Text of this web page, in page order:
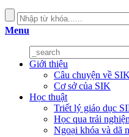
Menu
Giới thiệu
Câu chuyện về SIK
Cơ sở của SIK
Học thuật
Triết lý giáo dục
Học qua trải
Ngoại khóa và dã